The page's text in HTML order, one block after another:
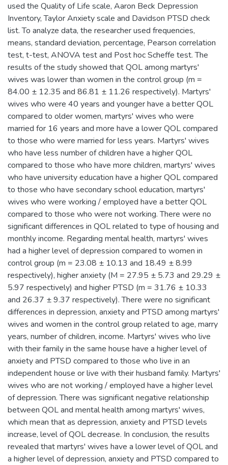
used the Quality of Life scale, Aaron Beck Depression
Inventory, Taylor Anxiety scale and Davidson PTSD check
list. To analyze data, the researcher used frequencies,
means, standard deviation, percentage, Pearson correlation
test, t-test, ANOVA test and Post hoc Scheffe test. The
results of the study showed that QOL among martyrs'
wives was lower than women in the control group (m =
84.00 ± 12.35 and 86.81 ± 11.26 respectively). Martyrs'
wives who were 40 years and younger have a better QOL
compared to older women, martyrs' wives who were
married for 16 years and more have a lower QOL compared
to those who were married for less years. Martyrs' wives
who have less number of children have a higher QOL
compared to those who have more children, martyrs' wives
who have university education have a higher QOL compared
to those who have secondary school education, martyrs'
wives who were working / employed have a better QOL
compared to those who were not working. There were no
significant differences in QOL related to type of housing and
monthly income. Regarding mental health, martyrs' wives
had a higher level of depression compared to women in
control group (m = 23.08 ± 10.13 and 18.49 ± 8.99
respectively), higher anxiety (M = 27.95 ± 5.73 and 29.29 ±
5.97 respectively) and higher PTSD (m = 31.76 ± 10.33
and 26.37 ± 9.37 respectively). There were no significant
differences in depression, anxiety and PTSD among martyrs'
wives and women in the control group related to age, marry
years, number of children, income. Martyrs' wives who live
with their family in the same house have a higher level of
anxiety and PTSD compared to those who live in an
independent house or live with their husband family. Martyrs'
wives who are not working / employed have a higher level
of depression. There was significant negative relationship
between QOL and mental health among martyrs' wives,
which mean that as depression, anxiety and PTSD levels
increase, level of QOL decrease. In conclusion, the results
revealed that martyrs' wives have a lower level of QOL and
a higher level of depression, anxiety and PTSD compared to